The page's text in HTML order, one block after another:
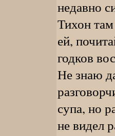
недавно
Тихон
ей,
годков
Не знаю
супа, но
не видел